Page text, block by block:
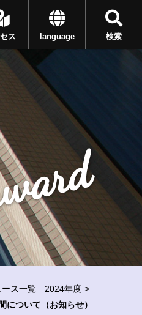
検索
language
ス
ス一覧 2024年度
について（お知らせ）